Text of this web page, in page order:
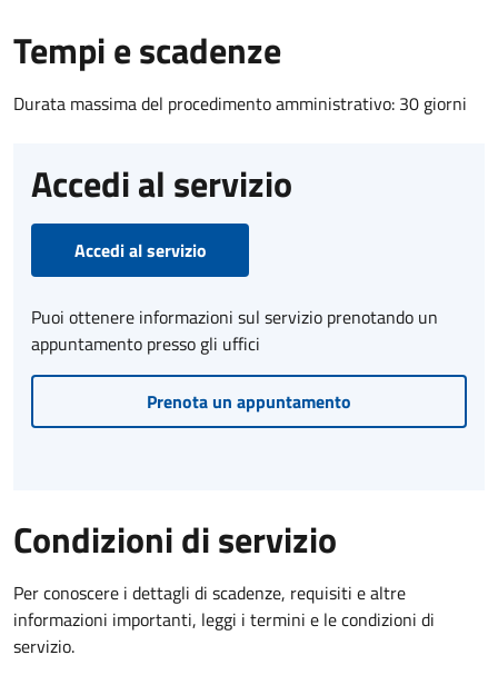
Tempi e scadenze
Durata massima del procedimento amministrativo: 30 giorni
Accedi al servizio
Accedi al servizio
Puoi ottenere informazioni sul servizio prenotando un
appuntamento presso gli uffici
Prenota un appuntamento
Condizioni di servizio
Per conoscere i dettagli di scadenze, requisiti e altre
informazioni importanti, leggi i termini e le condizioni di
servizio.